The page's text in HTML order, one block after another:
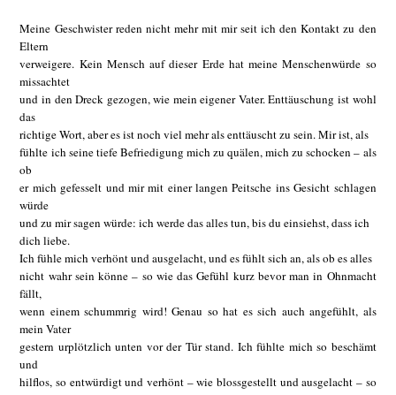
Meine Geschwister reden nicht mehr mit mir seit ich den Kontakt zu den
Eltern
verweigere. Kein Mensch auf dieser Erde hat meine Menschenwürde so
missachtet
und in den Dreck gezogen, wie mein eigener Vater. Enttäuschung ist wohl
das
richtige Wort, aber es ist noch viel mehr als enttäuscht zu sein. Mir ist, als
fühlte ich seine tiefe Befriedigung mich zu quälen, mich zu schocken – als
ob
er mich gefesselt und mir mit einer langen Peitsche ins Gesicht schlagen
würde
und zu mir sagen würde: ich werde das alles tun, bis du einsiehst, dass ich
dich liebe.
Ich fühle mich verhönt und ausgelacht, und es fühlt sich an, als ob es alles
nicht wahr sein könne – so wie das Gefühl kurz bevor man in Ohnmacht
fällt,
wenn einem schummrig wird! Genau so hat es sich auch angefühlt, als
mein Vater
gestern urplötzlich unten vor der Tür stand. Ich fühlte mich so beschämt
und
hilflos, so entwürdigt und verhönt – wie blossgestellt und ausgelacht – so